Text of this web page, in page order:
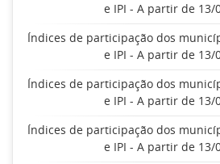
e IPI - A partir de 13/
Índices de participação dos
e IPI - A partir de 13/
Índices de participação dos
e IPI - A partir de 13/
Índices de participação dos
e IPI - A partir de 13/